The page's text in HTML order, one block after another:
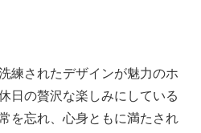
練されたデザインが魅力のホ
日の贅沢な楽しみにしている
を忘れ、心身ともに満たされ